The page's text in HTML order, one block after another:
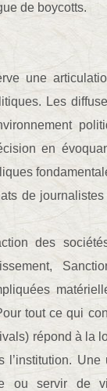
de boycotts.
une
Les
en
de
des
tout ce qui
répond à la
ou servir de